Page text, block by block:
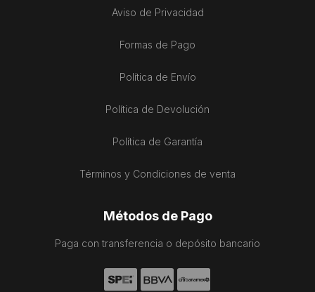
Aviso de Privacidad
Formas de Pago
Política de Envío
Política de Devolución
Política de Garantía
Términos y Condiciones de venta
Métodos de Pago
Paga con transferencia o depósito bancario